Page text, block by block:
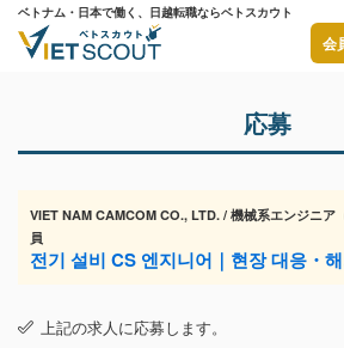
ベトナム・日本で働く、日越転職ならベトスカウト
会
応募
VIET NAM CAMCOM CO., LTD. / 機械系エンジニア
員
전기 설비 CS 엔지니어｜현장 대응・
上記の求人に応募します。